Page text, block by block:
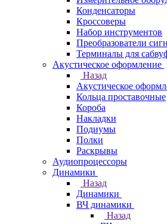
Конденсаторы
Кроссоверы
Набор инструментов
Преобразователи
Терминалы для
Акустическое оформление
Назад
Акустическое
Кольца проставочные
Короба
Накладки
Подиумы
Полки
Раскрывы
Аудиопроцессоры
Динамики
Назад
Динамики
ВЧ динамики
Назад